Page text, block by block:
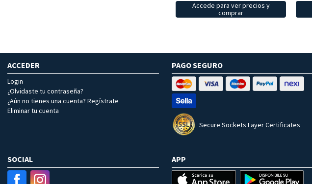
Accede para ver precios y
comprar
ACCEDER
Login
¿Olvidaste tu contraseña?
¿Aún no tienes una cuenta? Regístrate
Eliminar tu cuenta
PAGO SEGURO
Secure Sockets Layer Certificates
SOCIAL APP